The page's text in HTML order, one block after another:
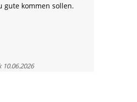
gute kommen sollen.
10.06.2026